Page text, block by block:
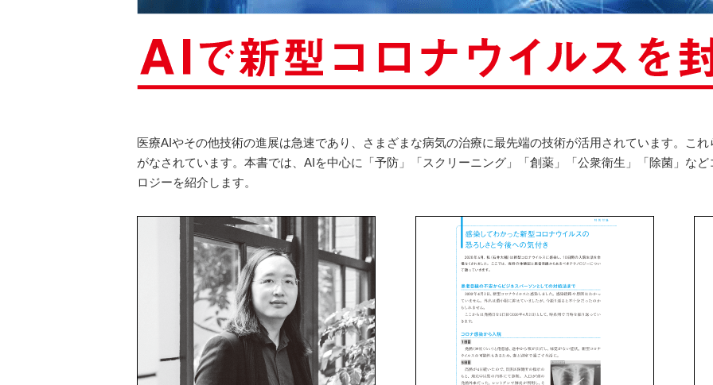
医療AIやその他技術の進展は急速であり、さまざまな病気の治療に最先端の技術が活用されています。こ
がなされています。本書では、AIを中心に「予防」「スクリーニング」「創薬」「公衆衛生」「除菌」な
ロジーを紹介します。